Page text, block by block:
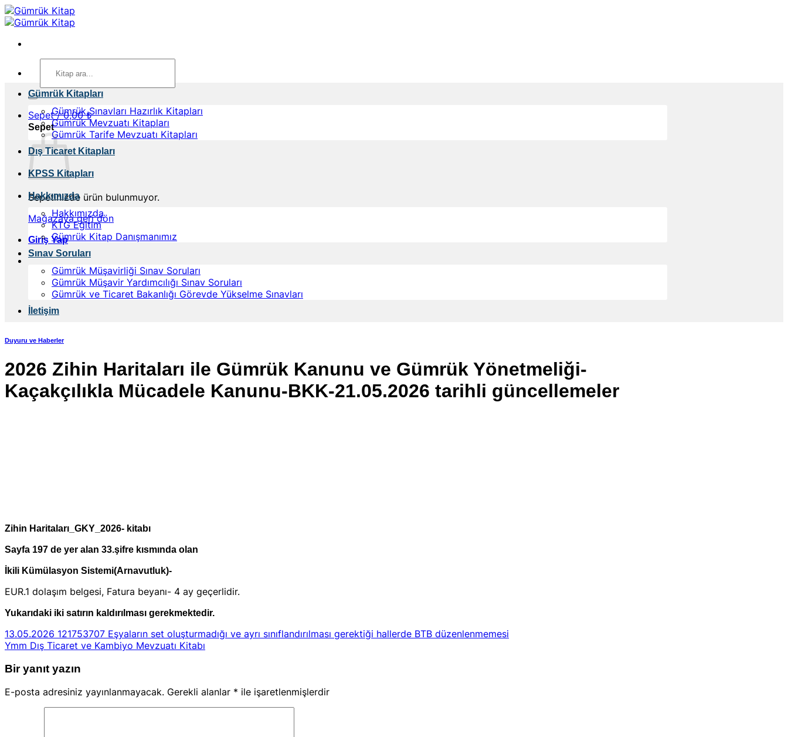
İçeriğe
atla
Sepet /0,00₺
Sepet
Sepetinizde ürün bulunmuyor.
Mağazaya geri dön
Giriş Yap
Gümrük Kitapları
Gümrük Sınavları Hazırlık Kitapları
Gümrük Mevzuatı Kitapları
Gümrük Tarife Mevzuatı Kitapları
Dış Ticaret Kitapları
KPSS Kitapları
Hakkımızda
Hakkımızda
KTG Eğitim
Gümrük Kitap Danışmanımız
Sınav Soruları
Gümrük Müşavirliği Sınav Soruları
Gümrük Müşavir Yardımcılığı Sınav Soruları
Gümrük ve Ticaret Bakanlığı Görevde Yükselme Sınavları
İletişim
Duyuru ve Haberler
2026 Zihin Haritaları ile Gümrük Kanunu ve Gümrük Yönetmeliği-
Kaçakçılıkla Mücadele Kanunu-BKK-21.05.2026 tarihli güncellemeler
Zihin Haritaları_GKY_2026- kitabı
Sayfa 197 de yer alan 33.şifre kısmında olan
İkili Kümülasyon Sistemi(Arnavutluk)-
EUR.1 dolaşım belgesi, Fatura beyanı- 4 ay geçerlidir.
Yukarıdaki iki satırın kaldırılması gerekmektedir.
13.05.2026 121753707 Eşyaların set oluşturmadığı ve ayrı sınıflandırılması gerektiği hallerde BTB düzenlenmemesi
Ymm Dış Ticaret ve Kambiyo Mevzuatı Kitabı
Bir yanıt yazın
E-posta adresiniz yayınlanmayacak. Gerekli alanlar * ile işaretlenmişlerdir